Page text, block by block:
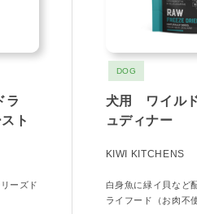
ラ
ト
ーズド
DOG
犬用 ワイル
ュディナー
KIWI KITCHENS
白身魚に緑イ貝など
ライフード（お肉不